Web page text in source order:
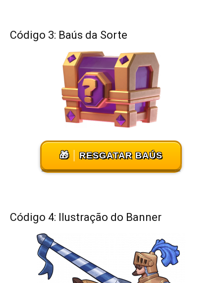
Código 3: Baús da Sorte
🎁 RESGATAR BAÚS
Código 4: Ilustração do Banner